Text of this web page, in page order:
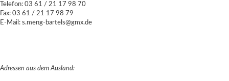
Telefon: 03 61 / 21 17 98 70
Fax: 03 61 / 21 17 98 79
E-Mail: s.meng-bartels@gmx.de
Adressen aus dem Ausland: